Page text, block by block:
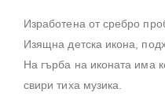
Изработена от сребро
Изящна детска икона,
На гърба на иконата има
свири тиха музика.